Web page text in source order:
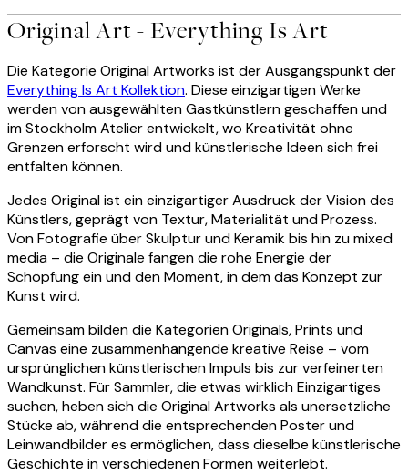
Original Art - Everything Is Art
Die Kategorie Original Artworks ist der Ausgangspunkt der
Everything Is Art Kollektion. Diese einzigartigen Werke
werden von ausgewählten Gastkünstlern geschaffen und
im Stockholm Atelier entwickelt, wo Kreativität ohne
Grenzen erforscht wird und künstlerische Ideen sich frei
entfalten können.
Jedes Original ist ein einzigartiger Ausdruck der Vision des
Künstlers, geprägt von Textur, Materialität und Prozess.
Von Fotografie über Skulptur und Keramik bis hin zu mixed
media – die Originale fangen die rohe Energie der
Schöpfung ein und den Moment, in dem das Konzept zur
Kunst wird.
Gemeinsam bilden die Kategorien Originals, Prints und
Canvas eine zusammenhängende kreative Reise – vom
ursprünglichen künstlerischen Impuls bis zur verfeinerten
Wandkunst. Für Sammler, die etwas wirklich Einzigartiges
suchen, heben sich die Original Artworks als unersetzliche
Stücke ab, während die entsprechenden Poster und
Leinwandbilder es ermöglichen, dass dieselbe künstlerische
Geschichte in verschiedenen Formen weiterlebt.